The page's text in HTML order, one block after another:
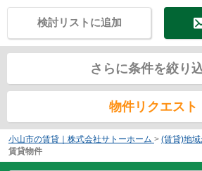
検討リストに追加
さらに条件を絞り
物件リクエスト
小山市の賃貸｜株式会社サトーホーム > (賃貸)地
賃貸物件